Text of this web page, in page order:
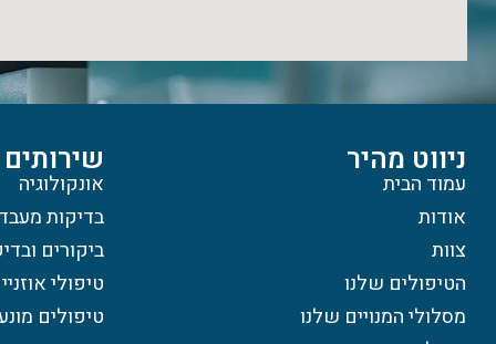
ניווט מהיר
עמוד הבית
אודות
צוות
הטיפולים שלנו
מסלולי המנויים שלנו
שירותים
אונקולוגיה
בדיקות
ביקורים
טיפולי
טיפולים